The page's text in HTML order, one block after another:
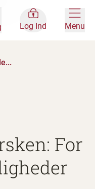
Log Ind Menu
For